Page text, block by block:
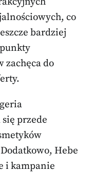
co
bardziej
zachęca do
przede
Hebe
i kampanie